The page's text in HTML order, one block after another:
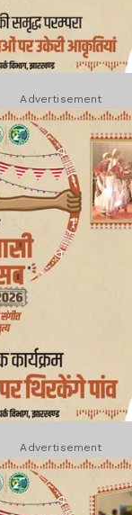
Advertisement
Advertisement